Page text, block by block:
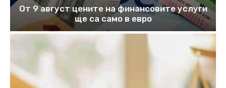
От 9 август цените на финансовите услуги
ще са само в евро